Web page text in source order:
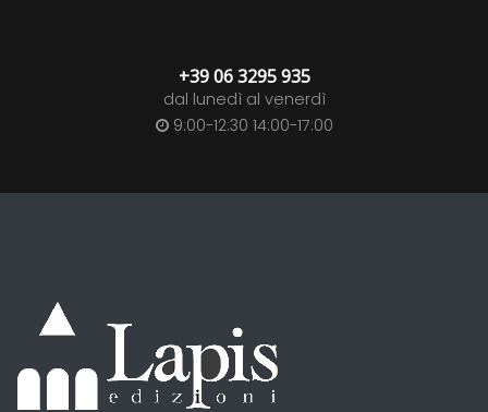
+39 06 3295 935
dal lunedì al venerdì
9:00-12:30 14:00-17:00